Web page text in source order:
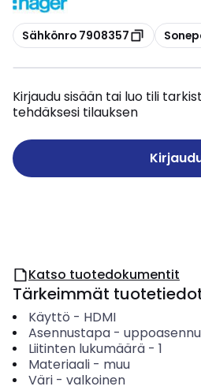
Kopioi
Sähkönro 7908357 Kopioi
Kirjaudu sisään tai luo tili
tehdäksesi tilauksen
Katso tuotedokumentit
Tärkeimmät
Käyttö - HDMI
Asennustapa-
Liitinten lukumäärä- 1
Materiaali- muu
Väri- valkoinen